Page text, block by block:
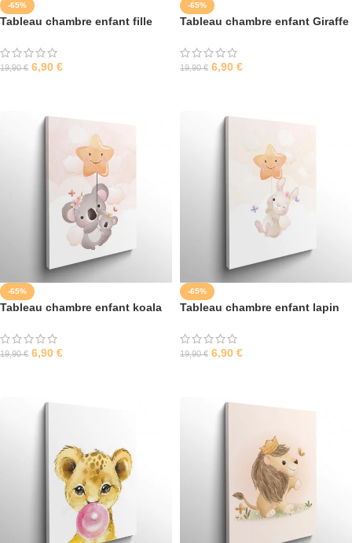
-65%
Tableau chambre enfant fille
19,90€ 6,90 €
-65%
Tableau chambre enfant Giraffe
19,90€ 6,90 €
-65%
Tableau chambre enfant koala
19,90€ 6,90 €
-65%
Tableau chambre enfant lapin
19,90€ 6,90 €